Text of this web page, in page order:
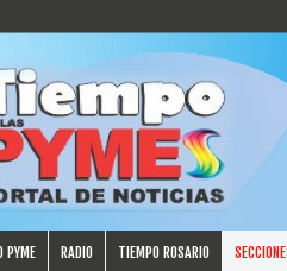
PYME RADIO TIEMPO ROSARIO